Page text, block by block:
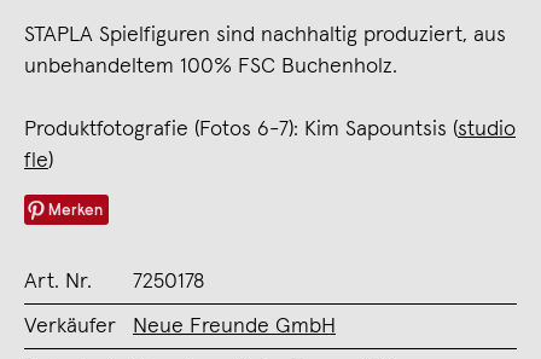
STAPLA Spielfiguren sind nachhaltig produziert, aus
unbehandeltem 100% FSC Buchenholz.
Produktfotografie (Fotos 6-7): Kim Sapountsis (studio
fle)
Merken
Art. Nr. 7250178
Verkäufer Neue Freunde GmbH